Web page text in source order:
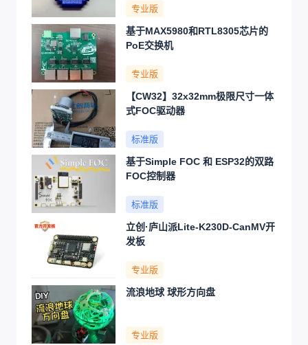
专业版
基于MAX5980和RTL8305芯片的
PoE交换机
专业版
【CW32】32x32mm极限尺寸一体
式FOC驱动器
标准版
基于Simple FOC 和 ESP32的双路
FOC控制器
标准版
立创·庐山派Lite-K230D-CanMV开
发板
专业版
流浪地球 球形方向盘
专业版